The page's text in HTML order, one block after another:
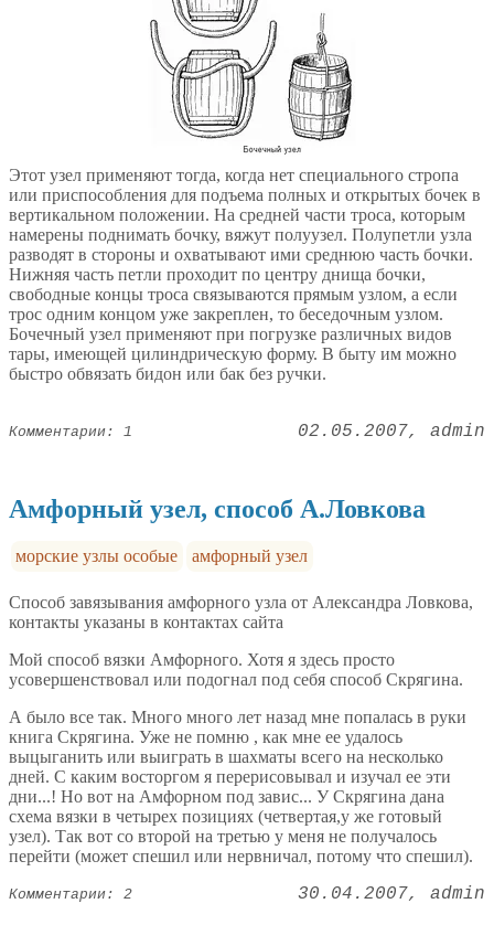
Этот узел применяют тогда, когда нет специального стропа
или приспособления для подъема полных и открытых бочек в
вертикальном положении. На средней части троса, которым
намерены поднимать бочку, вяжут полуузел. Полупетли узла
разводят в стороны и охватывают ими среднюю часть бочки.
Нижняя часть петли проходит по центру днища бочки,
свободные концы троса связываются прямым узлом, а если
трос одним концом уже закреплен, то беседочным узлом.
Бочечный узел применяют при погрузке различных видов
тары, имеющей цилиндрическую форму. В быту им можно
быстро обвязать бидон или бак без ручки.
Комментарии: 1 02.05.2007 admin
Амфорный узел, способ А.Ловкова
морские узлы особые амфорный узел
Способ завязывания амфорного узла от Александра Ловкова,
контакты указаны в контактах сайта
Мой способ вязки Амфорного. Хотя я здесь просто
усовершенствовал или подогнал под себя способ Скрягина.
А было все так. Много много лет назад мне попалась в руки
книга Скрягина. Уже не помню , как мне ее удалось
выцыганить или выиграть в шахматы всего на несколько
дней. С каким восторгом я перерисовывал и изучал ее эти
дни...! Но вот на Амфорном под завис... У Скрягина дана
схема вязки в четырех позициях (четвертая,у же готовый
узел). Так вот со второй на третью у меня не получалось
перейти (может спешил или нервничал, потому что спешил).
Комментарии: 2 30.04.2007 admin